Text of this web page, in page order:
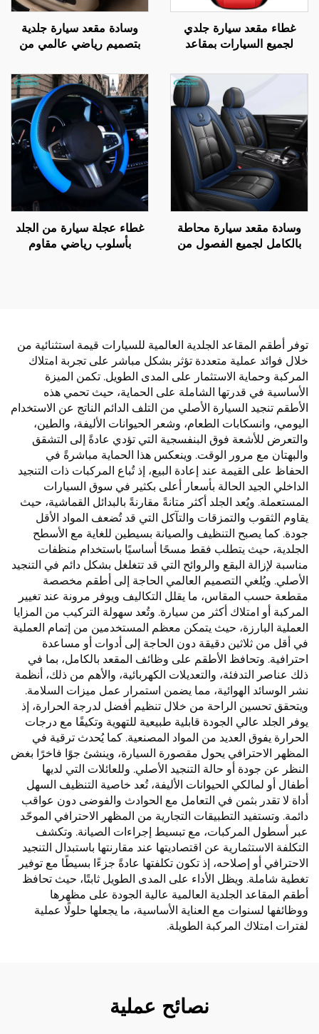
غطاء مقعد سيارة جلدي
لجميع السيارات بمقاعد
مجموعة عالمية لجميع
الفصول، مقاوم للتآكل والبقع
وقابل للتنفس
وسادة مقعد سيارة جلدية
بتصميم رياضي عالمي من
وتدليك، مصنوعة من القماش
القطني، مناسبة لفصل الربيع
والصيف، متوافقة مع ماركة
Mazda
وسادة مقعد سيارة محاطة
بالكامل لجميع الفصول من
غطاء عجلة سيارة من الجلد
بأسلوب رياضي مقاوم
توفر أطقم المقاعد الجلدية العالمية للسيارات قيمة استثنائية من
خلال فوائد عملية متعددة تؤثر بشكل مباشر على تجربة امتلاك
المركبة وحماية الاستثمار على المدى الطويل. تكمن الميزة
الأساسية في قدرتها الشاملة على الحماية، حيث تحمي هذه
الأطقم تنجيد السيارة الأصلي من التلف الدائم الناتج عن الاستخدام
اليومي، وانسكابات الطعام، وشعر الحيوانات الأليفة، والطين،
والتعرض للأشعة فوق البنفسجية التي تؤدي عادةً إلى التشقق
والبهتان مع مرور الوقت. وينعكس هذا الحماية مباشرةً في
الحفاظ على القيمة عند إعادة البيع، إذ تُباع المركبات ذات التنجيد
الداخلي الجيد الحالة بأسعار أعلى بكثير في سوق السيارات
المستعملة. ويُعد الجلد أكثر متانةً مقارنةً بالبدائل القماشية، حيث
يقاوم الثقوب والتمزقات والتآكل التي قد تُضعف المواد الأقل
جودة. كما يصبح التنظيف والصيانة بسيطين للغاية مع الأسطح
الجلدية، حيث يتطلب فقط مسحًا أساسيًا باستخدام منظفات
مناسبة لإزالة البقع والروائح التي قد تتغلغل بشكل دائم في التنجيد
الأصلي. ويُلغي التصميم العالمي الحاجة إلى أطقم مخصصة
مقطعة حسب المقاس، ما يقلل التكاليف ويوفر مرونة عند تغيير
المركبة أو امتلاك أكثر من سيارة. وتُعد سهولة التركيب من المزايا
العملية البارزة، حيث يتمكن معظم المستخدمين من إتمام العملية
في أقل من ثلاثين دقيقة دون الحاجة إلى أدوات أو مساعدة
احترافية. وتحافظ الأطقم على وظائف المقعد بالكامل، بما في
ذلك عناصر التدفئة، والتعديلات الكهربائية، والأهم من ذلك، أنظمة
نشر الوسائد الهوائية، مما يضمن استمرار عمل ميزات السلامة.
ويتحقق تحسين الراحة من خلال تنظيم أفضل لدرجة الحرارة، إذ
يوفر الجلد عالي الجودة قابلية طبيعية للتهوية وتكيفًا مع درجات
الحرارة يفوق العديد من المواد المصنعية. كما يُحدث ترقية في
المظهر الاحترافي يحول مقصورة السيارة، وينشئ جوًا فاخرًا بغض
النظر عن جودة أو حالة التنجيد الأصلي. وللعائلات التي لديها
أطفال أو لمالكي الحيوانات الأليفة، تُعد خاصية التنظيف السهل
أداة لا تقدر بثمن في التعامل مع الحوادث والفوضى دون عواقب
دائمة. وتستفيد التطبيقات التجارية من المظهر الاحترافي الموحّد
عبر أسطول المركبات، مع تبسيط إجراءات الصيانة. وتكشف
التكلفة الاستثمارية عن اقتصاديتها عند مقارنتها باستبدال التنجيد
الاحترافي أو إصلاحه، إذ تكون تكلفتها عادةً جزءًا بسيطًا مع توفير
تغطية شاملة. ويظل الأداء على المدى الطويل ثابتًا، حيث تحافظ
أطقم المقاعد الجلدية العالمية عالية الجودة على مظهرها
ووظائفها لسنوات مع العناية الأساسية، ما يجعلها حلولًا عملية
لفترات امتلاك المركبة الطويلة.
نصائح عملية